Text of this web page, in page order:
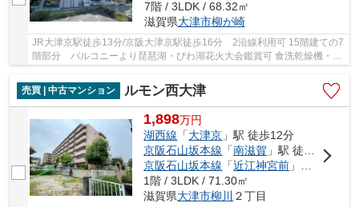
7階 / 3LDK / 68.32㎡
滋賀県大津市柳が崎
JR大津京駅徒歩13分/京阪大津京駅徒歩16分 2沿線利用可 15階建ての7
階部分 バルコニーより琵琶湖・びわ湖花火大会鑑賞可 食洗乾燥機・浴
室乾燥機・追焚機能など設備充実 24時間ゴミ...
売買 | 中古マンション
ルモン西大津
1,898万円
湖西線 「大津京 」駅 徒歩12分
京阪石山坂本線 「南滋賀 」駅 徒歩10分
京阪石山坂本線 「近江神宮前 」駅 徒歩11分
1階 / 3LDK / 71.30㎡
滋賀県大津市柳川 ２丁目